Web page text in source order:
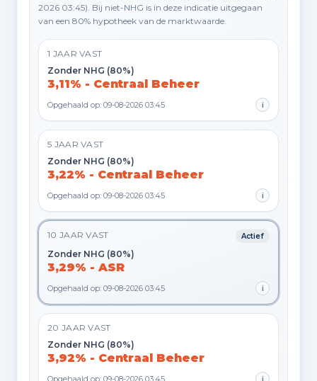
2026 03:45). Bij niet-NHG is in deze indicatie uitgegaan
van een 80% hypotheek van de marktwaarde.
1 JAAR VAST
Zonder NHG (80%)
3,11% - Centraal Beheer
Opgehaald op: 09-08-2026 03:45 i
5 JAAR VAST
Zonder NHG (80%)
3,22% - Centraal Beheer
Opgehaald op: 09-08-2026 03:45 i
10 JAAR VAST Actief
Zonder NHG (80%)
3,29% - ASR
Opgehaald op: 09-08-2026 03:45 i
20 JAAR VAST
Zonder NHG (80%)
3,92% - Centraal Beheer
Opgehaald op: 09-08-2026 03:45 i